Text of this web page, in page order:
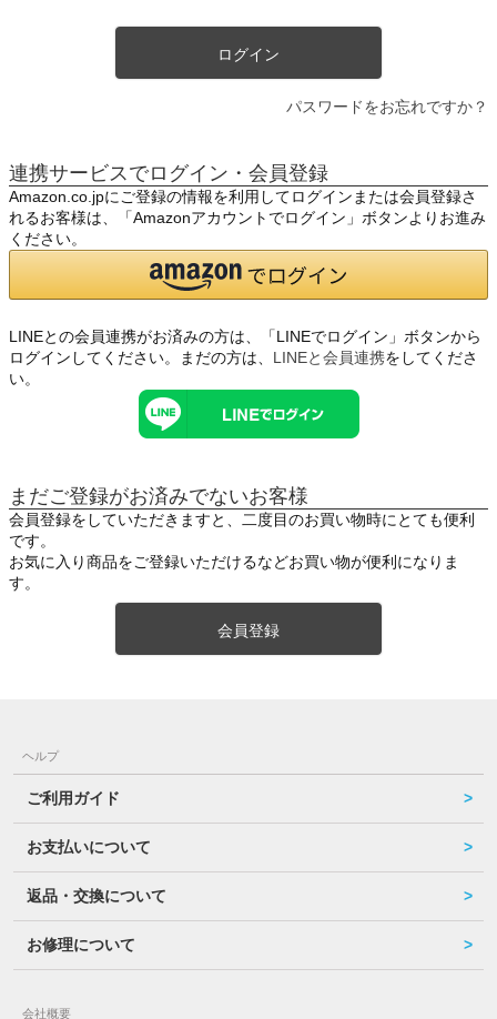
ログイン
パスワードをお忘れですか？
連携サービスでログイン・会員登録
Amazon.co.jpにご登録の情報を利用してログインまたは会員登録さ
れるお客様は、「Amazonアカウントでログイン」ボタンよりお進み
ください。
LINEとの会員連携がお済みの方は、「LINEでログイン」ボタンから
ログインしてください。まだの方は、 LINEと会員連携をしてくださ
い。
まだご登録がお済みでないお客様
会員登録をしていただきますと、二度目のお買い物時にとても便利
です。
お気に入り商品をご登録いただけるなどお買い物が便利になりま
す。
会員登録
ヘルプ
ご利用ガイド
お支払いについて
返品・交換について
お修理について
会社概要